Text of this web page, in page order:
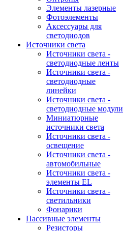
Элементы лазерные
Фотоэлементы
Аксессуары для
светодиодов
Источники света
Источники света -
светодиодные ленты
Источники света -
светодиодные
линейки
Источники света -
светодиодные модули
Миниатюрные
источники света
Источники света -
освещение
Источники света -
автомобильные
Источники света -
элементы EL
Источники света -
светильники
Фонарики
Пассивные элементы
Резисторы